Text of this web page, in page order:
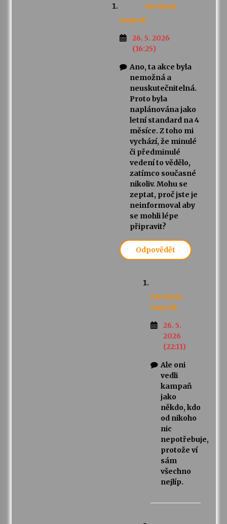
Anonym
napsal:
26. 5. 2026
(16:25)
Ano, ta akce byla
nemožná a
neuskutečnitelná.
Proto byla
naplánována jako
letní standard na 4
měsíce. Z toho mi
vychází, že minulé
či předminulé
vedení to vědělo,
zatímco současné
nikoliv. Mohu se
zeptat, proč jste je
neinformoval aby
se mohli lépe
připravit?
Odpovědět
Anonym
napsal:
26. 5.
2026
(22:11)
Ale oni
vedli
kampaň
jako
někdo, kdo
od nikoho
nic
nepotřebuje,
protože ví
sám
všechno
nejlíp.